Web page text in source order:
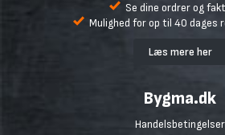
Se dine ordrer og
Mulighed for op til 40 dages
Læs mere her
Bygma.dk
Handelsbetingelser